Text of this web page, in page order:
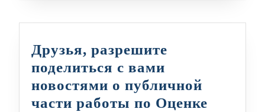
Друзья, разрешите
поделиться с вами
новостями о публичной
части работы по Оценке